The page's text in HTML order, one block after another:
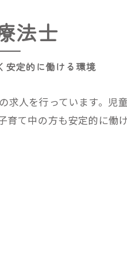
法士
安定的に働ける環境
人を行っています。児
て中の方も安定的に働